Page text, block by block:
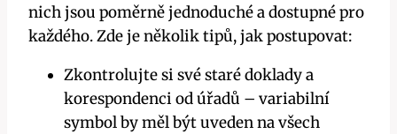
nich jsou poměrně jednoduché a dostupné pro
každého. Zde je několik tipů, jak postupovat:
Zkontrolujte si své staré doklady a
korespondenci od úřadů – variabilní
symbol by měl být uveden na všech